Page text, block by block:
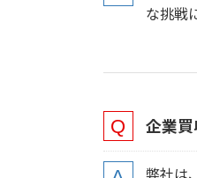
な挑戦
企業
弊社は